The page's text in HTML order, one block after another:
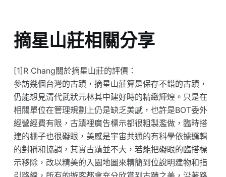
摘星山莊相關分享
[1]R Chang關於摘星山莊的評價：
參訪幾個台灣的古蹟，摘星山莊算是保存不錯的古蹟，
仍能想見清代武狀元林其中建好時的精緻輝煌。只是在
相關單位在管理規劃上仍是缺乏美感，也許是BOT委外
經營經費有限，古蹟裡廣告標示都很粗製濫做，臨時搭
建的棚子也很礙眼，美感是宇宙共通的有科學依據邏輯
的對稱和協調，其實古蹟並不大，若能把礙眼的臨搭標
示移除，改以精美的入園地圖來精簡到位說明建物和指